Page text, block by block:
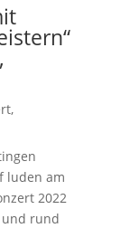
,
luden am
2022
und rund